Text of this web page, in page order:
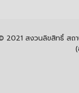
2021 สงวนลิขสิทธิ์ สถา